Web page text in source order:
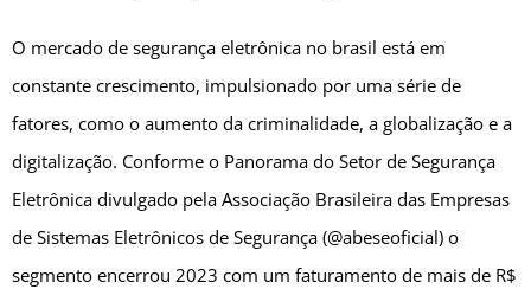
O mercado de segurança eletrônica no brasil está em
constante crescimento, impulsionado por uma série de
fatores, como o aumento da criminalidade, a globalização e a
digitalização. Conforme o Panorama do Setor de Segurança
Eletrônica divulgado pela Associação Brasileira das Empresas
de Sistemas Eletrônicos de Segurança (@abeseoficial) o
segmento encerrou 2023 com um faturamento de mais de R$